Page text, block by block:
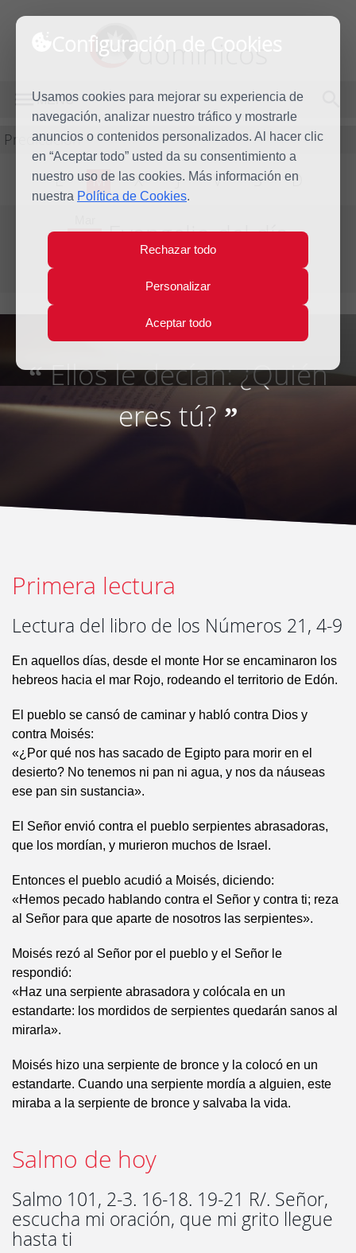
Configuración de Cookies
Usamos cookies para mejorar su experiencia de
navegación, analizar nuestro tráfico y mostrarle
anuncios o contenidos personalizados. Al hacer clic
en “Aceptar todo” usted da su consentimiento a
nuestro uso de las cookies. Más información en
nuestra Política de Cookies.
Rechazar todo
Personalizar
Aceptar todo
dominicos
MENÚ
Predicación
L M X J V S D
15 Evangelio del día
“Ellos le decían: ¿Quién
eres tú? ”
Primera lectura
Lectura del libro de los Números 21, 4-9
En aquellos días, desde el monte Hor se encaminaron los
hebreos hacia el mar Rojo, rodeando el territorio de Edón.
El pueblo se cansó de caminar y habló contra Dios y
contra Moisés:
«¿Por qué nos has sacado de Egipto para morir en el
desierto? No tenemos ni pan ni agua, y nos da náuseas
ese pan sin sustancia».
El Señor envió contra el pueblo serpientes abrasadoras,
que los mordían, y murieron muchos de Israel.
Entonces el pueblo acudió a Moisés, diciendo:
«Hemos pecado hablando contra el Señor y contra ti; reza
al Señor para que aparte de nosotros las serpientes».
Moisés rezó al Señor por el pueblo y el Señor le
respondió:
«Haz una serpiente abrasadora y colócala en un
estandarte: los mordidos de serpientes quedarán sanos al
mirarla».
Moisés hizo una serpiente de bronce y la colocó en un
estandarte. Cuando una serpiente mordía a alguien, este
miraba a la serpiente de bronce y salvaba la vida.
Salmo de hoy
Salmo 101, 2-3. 16-18. 19-21 R/. Señor,
escucha mi oración, que mi grito llegue
hasta ti